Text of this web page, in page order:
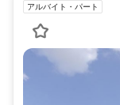
アルバイト・パート